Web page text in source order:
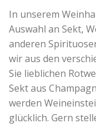
In unserem
Auswahl an Sekt,
anderen
wir aus den
Sie lieblichen
Sekt aus
werden
glücklich. Gern